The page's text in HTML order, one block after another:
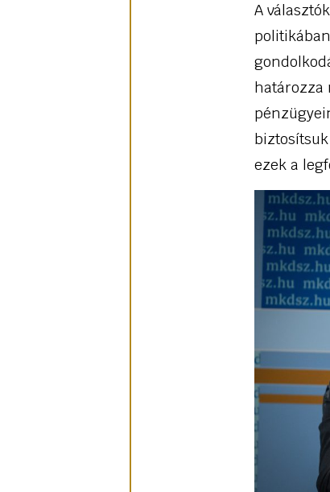
A
határozza
ezek a